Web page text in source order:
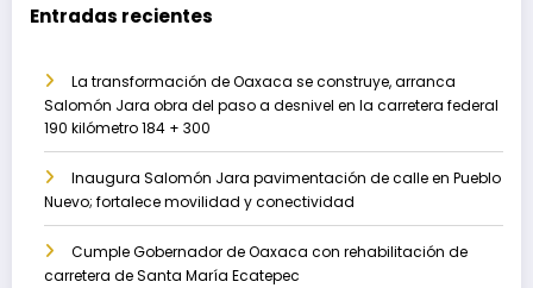
Entradas recientes
La transformación de Oaxaca se construye, arranca
Salomón Jara obra del paso a desnivel en la carretera federal
190 kilómetro 184 + 300
Inaugura Salomón Jara pavimentación de calle en Pueblo
Nuevo; fortalece movilidad y conectividad
Cumple Gobernador de Oaxaca con rehabilitación de
carretera de Santa María Ecatepec